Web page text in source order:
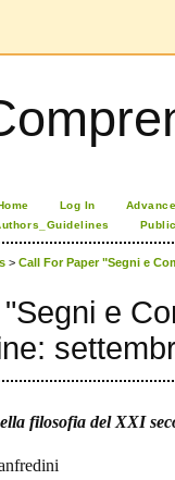
Log In
> Call For Paper "Segni e
e
filosofia del XXI